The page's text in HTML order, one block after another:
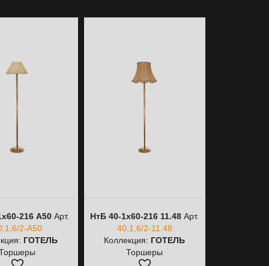
216 A50Арт.
2-A50
ГОТЕЛЬ
НтБ 40-1х60-216 11.48 Арт.
40,1,6/2-11.48
Коллекция: ГОТЕЛЬ
Торшеры